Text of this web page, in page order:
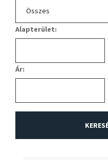
Alapterület:
Ár: